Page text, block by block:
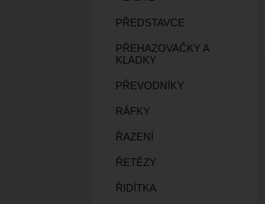
PŘEDSTAVCE
PŘEHAZOVAČKY A
KLADKY
PŘEVODNÍKY
RÁFKY
ŘAZENÍ
ŘETĚZY
ŘIDÍTKA